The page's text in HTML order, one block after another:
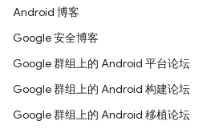
Android 博客
Google 安全博客
Google 群组上的 Android 平台论坛
Google 群组上的 Android 构建论坛
Google 群组上的 Android 移植论坛